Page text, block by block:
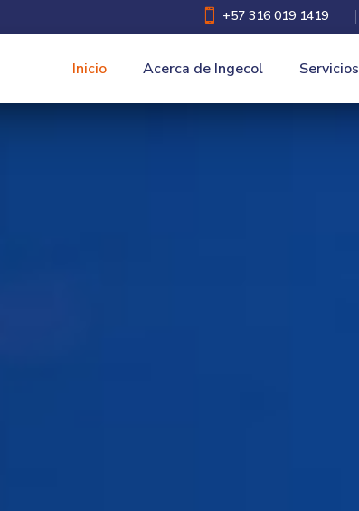
 +57 316 019 1419
Inicio Acerca de Ingecol Servicios